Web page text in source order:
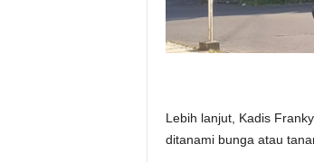
Lebih lanjut, Kadis
ditanami bunga atau